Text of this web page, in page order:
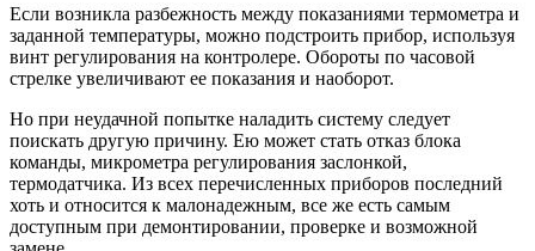
Если возникла разбежность между показаниями термометра и
заданной температуры, можно подстроить прибор, используя
винт регулирования на контролере. Обороты по часовой
стрелке увеличивают ее показания и наоборот.
Но при неудачной попытке наладить систему следует
поискать другую причину. Ею может стать отказ блока
команды, микрометра регулирования заслонкой,
термодатчика. Из всех перечисленных приборов последний
хоть и относится к малонадежным, все же есть самым
доступным при демонтировании, проверке и возможной